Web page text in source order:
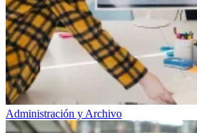
Administración y Archivo